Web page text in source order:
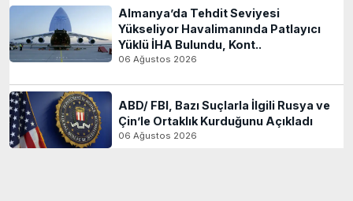
Almanya’da Tehdit Seviyesi
Yükseliyor Havalimanında Patlayıcı
Yüklü İHA Bulundu, Kont..
06 Ağustos 2026
ABD/ FBI, Bazı Suçlarla İlgili Rusya ve
Çin’le Ortaklık Kurduğunu Açıkladı
06 Ağustos 2026